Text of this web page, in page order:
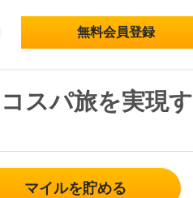
無料会員登録
スパ旅を実現す
マイルを貯める